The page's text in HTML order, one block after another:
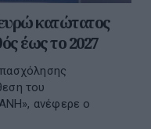
κατώτατος
έως το 2027
του
ανέφερε ο